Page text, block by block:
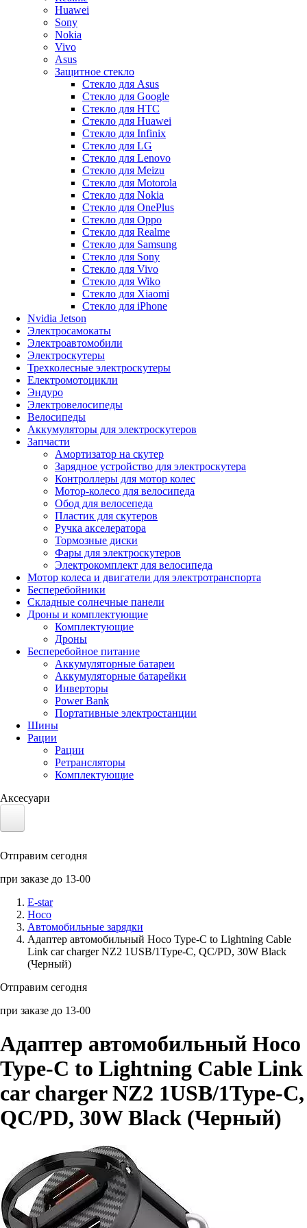
Huawei
Sony
Nokia
Vivo
Asus
Защитное стекло
Стекло для Asus
Стекло для Google
Стекло для HTC
Стекло для Huawei
Стекло для Infinix
Стекло для LG
Стекло для Lenovo
Стекло для Meizu
Стекло для Motorola
Стекло для Nokia
Стекло для OnePlus
Стекло для Oppo
Стекло для Realme
Стекло для Samsung
Стекло для Sony
Стекло для Vivo
Стекло для Wiko
Стекло для Xiaomi
Стекло для iPhone
Nvidia Jetson
Электросамокаты
Электроавтомобили
Электроскутеры
Трехколесные электроскутеры
Електромотоцикли
Эндуро
Электровелосипеды
Велосипеды
Аккумуляторы для электроскутеров
Запчасти
Амортизатор на скутер
Зарядное устройство для электроскутера
Контроллеры для мотор колес
Мотор-колесо для велосипеда
Обод для велосепеда
Пластик для скутеров
Ручка акселератора
Тормозные диски
Фары для электроскутеров
Электрокомплект для велосипеда
Мотор колеса и двигатели для электротранспорта
Бесперебойники
Складные солнечные панели
Дроны и комплектующие
Комплектующие
Дроны
Бесперебойное питание
Аккумуляторные батареи
Аккумуляторные батарейки
Инверторы
Power Bank
Портативные электростанции
Шины
Рации
Рации
Ретрансляторы
Комплектующие
Аксесуари
Солнечные панели
Аксессуары для смартфонов
Отправим сегодня
при заказе до 13-00
E-star
Hoco
Автомобильные зарядки
Адаптер автомобильный Hoco Type-C to Lightning Cable
Link car charger NZ2 1USB/1Type-C, QC/PD, 30W Black
(Черный)
Отправим сегодня
при заказе до 13-00
Адаптер автомобильный Hoco
Type-C to Lightning Cable Link
car charger NZ2 1USB/1Type-C,
QC/PD, 30W Black (Черный)